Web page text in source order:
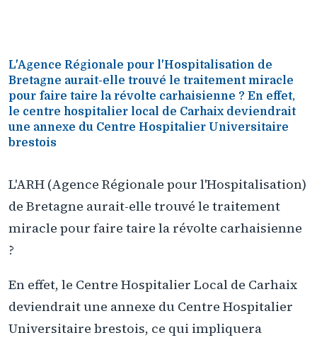
L'Agence Régionale pour l'Hospitalisation de
Bretagne aurait-elle trouvé le traitement miracle
pour faire taire la révolte carhaisienne ? En effet,
le centre hospitalier local de Carhaix deviendrait
une annexe du Centre Hospitalier Universitaire
brestois
L'ARH (Agence Régionale pour l'Hospitalisation)
de Bretagne aurait-elle trouvé le traitement
miracle pour faire taire la révolte carhaisienne
?
En effet, le Centre Hospitalier Local de Carhaix
deviendrait une annexe du Centre Hospitalier
Universitaire brestois, ce qui impliquera